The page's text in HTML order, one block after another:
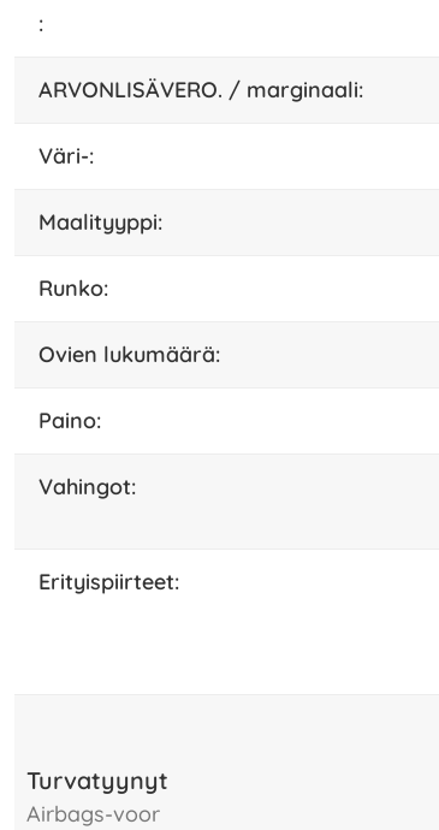
:
ARVONLISÄVERO. / marginaali:
väri-:
maalityyppi:
runko:
ovien lukumäärä:
paino:
vahingot:
erityispiirteet:
Turvatyynyt
airbags-voor